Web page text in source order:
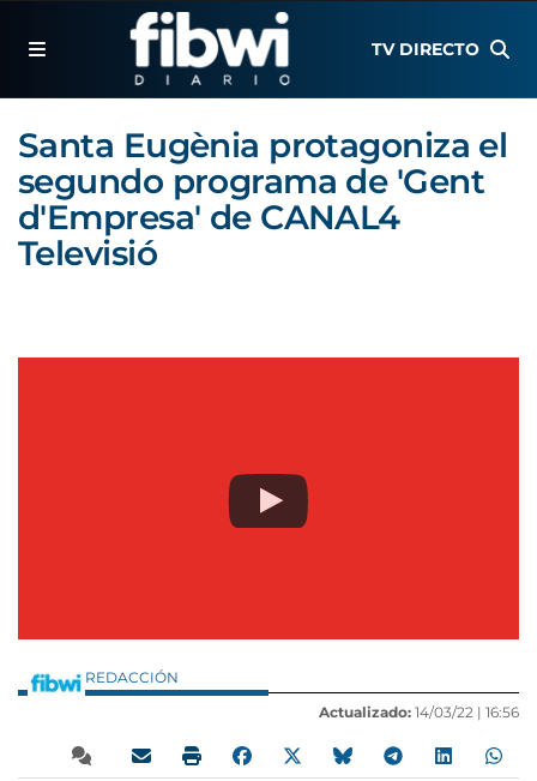
TV DIRECTO
Santa Eugènia protagoniza el
segundo programa de 'Gent
d'Empresa' de CANAL4
Televisió
REDACCIÓN
Actualizado: 14/03/22 | 16:56